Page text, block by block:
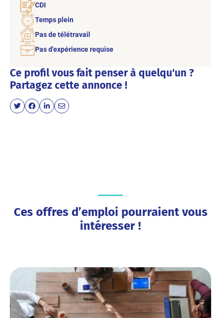
CDI
Temps plein
Pas de télétravail
Pas d'expérience requise
Ce profil vous fait penser à quelqu'un ?
Partagez cette annonce !
Ces offres d’emploi pourraient vous
intéresser !